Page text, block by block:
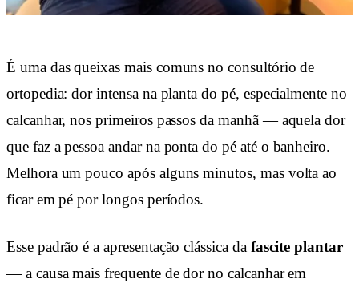
É uma das queixas mais comuns no consultório de
ortopedia: dor intensa na planta do pé, especialmente no
calcanhar, nos primeiros passos da manhã — aquela dor
que faz a pessoa andar na ponta do pé até o banheiro.
Melhora um pouco após alguns minutos, mas volta ao
ficar em pé por longos períodos.
Esse padrão é a apresentação clássica da fascite plantar
— a causa mais frequente de dor no calcanhar em